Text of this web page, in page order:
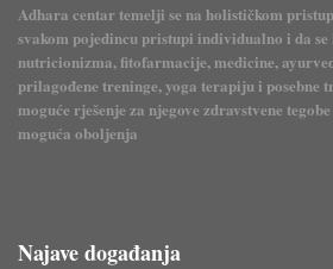
Adhara centar temelji se na holističkom
svakom pojedincu pristupi individualno i da
nutricionizma, fitofarmacije, medicine,
prilagođene treninge, yoga terapiju i posebne
moguće rješenje za njegove zdravstvene
moguća oboljenja
Najave događanja